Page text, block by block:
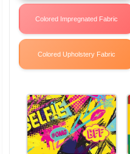
Colored Impregnated Fabric
Colored Upholstery Fabric